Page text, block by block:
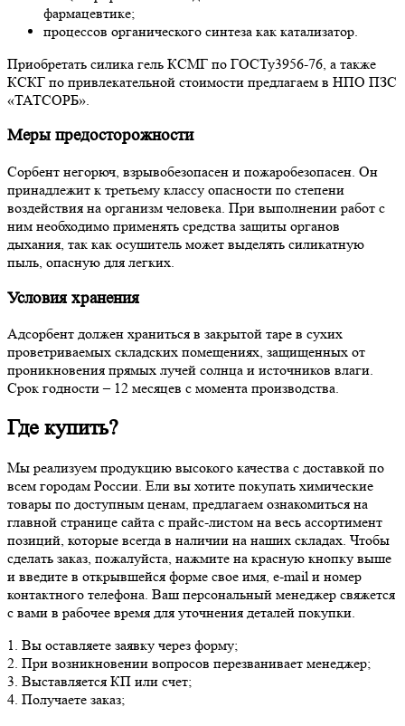
фармацевтике;
процессов органического синтеза как катализатор.
Приобретать силика гель КСМГ по ГОСТу3956-76, а также
КСКГ по привлекательной стоимости предлагаем в НПО ПЗС
«ТАТСОРБ».
Меры предосторожности
Сорбент негорюч, взрывобезопасен и пожаробезопасен. Он
принадлежит к третьему классу опасности по степени
воздействия на организм человека. При выполнении работ с
ним необходимо применять средства защиты органов
дыхания, так как осушитель может выделять силикатную
пыль, опасную для легких.
Условия хранения
Адсорбент должен храниться в закрытой таре в сухих
проветриваемых складских помещениях, защищенных от
проникновения прямых лучей солнца и источников влаги.
Срок годности – 12 месяцев с момента производства.
Где купить?
Мы реализуем продукцию высокого качества с доставкой по
всем городам России. Ели вы хотите покупать химические
товары по доступным ценам, предлагаем ознакомиться на
главной странице сайта с прайс-листом на весь ассортимент
позиций, которые всегда в наличии на наших складах. Чтобы
сделать заказ, пожалуйста, нажмите на красную кнопку выше
и введите в открывшейся форме свое имя, e-mail и номер
контактного телефона. Ваш персональный менеджер свяжется
с вами в рабочее время для уточнения деталей покупки.
1. Вы оставляете заявку через форму;
2. При возникновении вопросов перезванивает менеджер;
3. Выставляется КП или счет;
4. Получаете заказ;